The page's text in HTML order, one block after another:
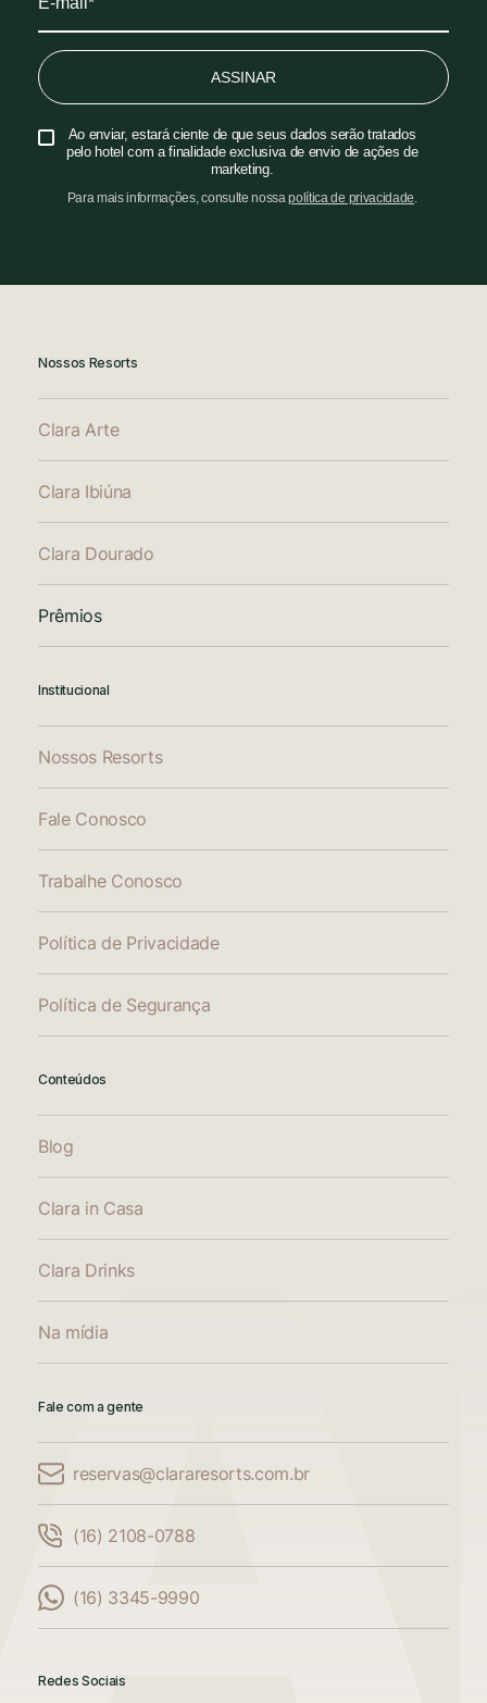
ASSINAR
Ao enviar, estará ciente de que seus dados serão tratados
pelo hotel com a finalidade exclusiva de envio de ações de
marketing.
Para mais informações, consulte nossapolítica de privacidade.
Nossos Resorts
Clara Arte
Clara Ibiúna
Clara Dourado
Prêmios
Institucional
Nossos Resorts
Fale Conosco
Trabalhe Conosco
Política de Privacidade
Política de Segurança
Conteúdos
Blog
Clara in Casa
Clara Drinks
Na mídia
Fale com a gente
reservas@clararesorts.com.br
(16) 2108-0788
(16) 3345-9990
Redes Sociais
Compare até 3 acomodações
comparar